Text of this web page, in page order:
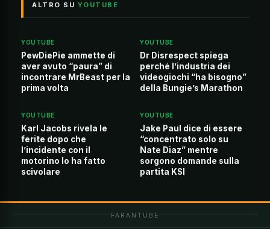
ALTRO SU YOUTUBE
YOUTUBE
PewDiePie ammette di
aver avuto “paura” di
incontrare MrBeast per la
prima volta
YOUTUBE
Dr Disrespect spiega
perché l’industria dei
videogiochi “ha bisogno”
della Bungie’s Marathon
YOUTUBE
Karl Jacobs rivela le
ferite dopo che
l’incidente con il
motorino lo ha fatto
scivolare
YOUTUBE
Jake Paul dice di essere
“concentrato solo su
Nate Diaz” mentre
sorgono domande sulla
partita KSI
FARANTUBE